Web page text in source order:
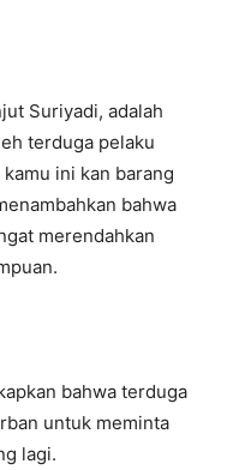
Suriyadi, adalah
terduga pelaku
ini kan barang
bahwa
merendahkan
bahwa terduga
untuk meminta
lagi.